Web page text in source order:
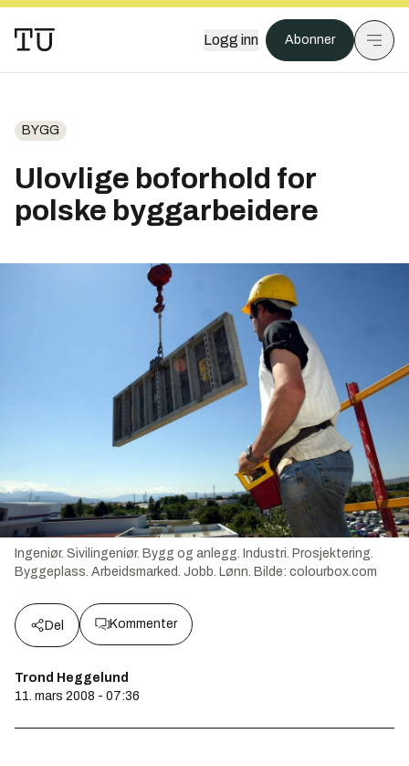
Logg inn Abonner
BYGG
Ulovlige boforhold for
polske byggarbeidere
Ingeniør. Sivilingeniør. Bygg og anlegg. Industri. Prosjektering.
Byggeplass. Arbeidsmarked. Jobb. Lønn. Bilde: colourbox.com
Del Kommenter
Trond Heggelund
11. mars 2008 - 07:36